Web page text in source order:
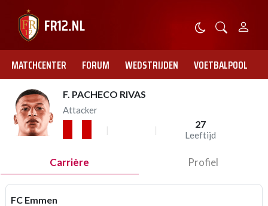
MATCHCENTER FORUM WEDSTRIJDEN VOETBALPOOL
F. PACHECO RIVAS
Attacker
27
Leeftijd
Carrière Profiel
FC Emmen